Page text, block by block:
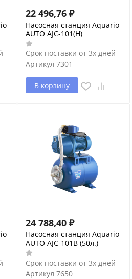
22 496,76 ₽
Насосная станция Aquario
AUTO AJC-101(H)
Срок поставки от 3х дней
Артикул 7301
В корзину
24 788,40 ₽
Насосная станция Aquario
AUTO AJC-101B (50л.)
Срок поставки от 3х дней
Артикул 7650